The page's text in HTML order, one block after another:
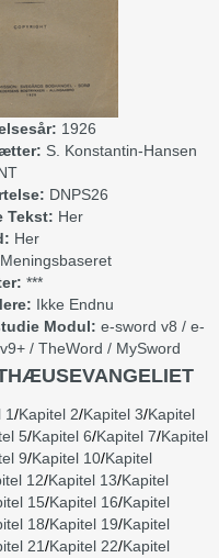
1926
S. Konstantin-Hansen
DNPS26
Tekst: Her
Her
Meningsbaseret
***
Ikke Endnu
Modul: e-sword v8 / e-
/ TheWord / MySword
1/Kapitel 2/Kapitel 3/Kapitel
5/Kapitel 6/Kapitel 7/Kapitel
9/Kapitel 10/Kapitel
12/Kapitel 13/Kapitel
15/Kapitel 16/Kapitel
18/Kapitel 19/Kapitel
21/Kapitel 22/Kapitel